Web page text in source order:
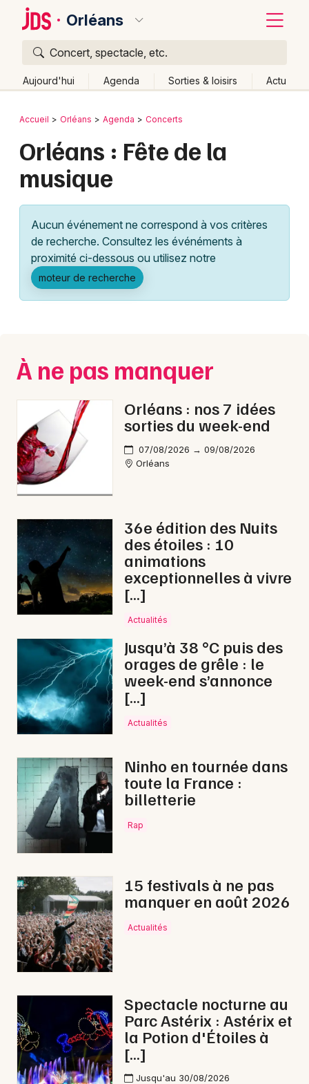
Orléans
Concert, spectacle, etc.
Aujourd'hui Agenda Sorties & loisirs Actu
Publier un événement
Grands événements
Activité & Expérience
Manifestations
Foires & salons
Concerts
Sports
Soirées
Sorties famille
Sorties & loisirs
Fête de la musique dans le Loiret
Fête de la musique dans le Centre
Fête de la musique dans le Centre-Val de Loire
Newsletter des sorties
Actus à Orléans
Magazine à Orléans
Choisir mes départements
Mon email
Je m'abonne
Bordeaux
Colmar
Lille
Lyon
Marseille
Mulhouse
Nice
Paris
Strasbourg
Toulouse
Toutes les villes
Retour
Accueil Orléans Agenda Concerts
Orléans : Fête de la
musique
Aucun événement ne correspond à vos critères
de recherche. Consultez les événéments à
proximité ci-dessous ou utilisez notre
moteur de recherche
À ne pas manquer
Orléans : nos 7 idées
sorties du week-end
07/08/2026 → 09/08/2026
Orléans
36e édition des Nuits
des étoiles : 10
animations
exceptionnelles à vivre
[…]
Actualités
Jusqu’à 38 °C puis des
orages de grêle : le
week-end s’annonce
[…]
Actualités
Ninho en tournée dans
toute la France :
billetterie
Rap
15 festivals à ne pas
manquer en août 2026
Actualités
Spectacle nocturne au
Parc Astérix : Astérix et
la Potion d'Étoiles à
[…]
Jusqu'au 30/08/2026
Quoi ?
Où ?
Près de moi
Changer de lieu
Quand ?
Aujourd'hui
Demain Ce week-end Autre